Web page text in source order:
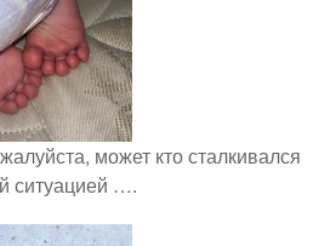
может кто сталкивался
ситуацией ….